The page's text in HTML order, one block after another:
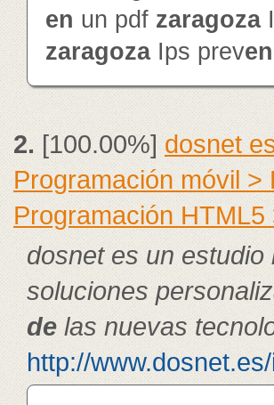
en un pdf zaragoza
zaragozaIps preven
2.[100.00%] dosnet
Programación móvil
Programación
dosnet es un
soluciones
delas nuevas
http://